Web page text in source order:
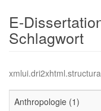
E-
Schlagwort
Anthropologie (1)